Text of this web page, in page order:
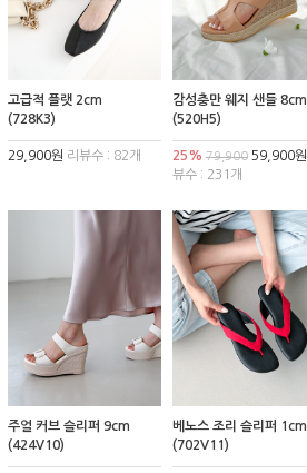
고급적 플랫 2cm
(728K3)
29,900원 리뷰수 : 82개
감성충만 웨지 샌들 8cm
(520H5)
25% 79,90059,900원
뷰수 : 231개
주얼 커브 슬리퍼 9cm
(424V10)
베노스 조리 슬리퍼 1cm
(702V11)